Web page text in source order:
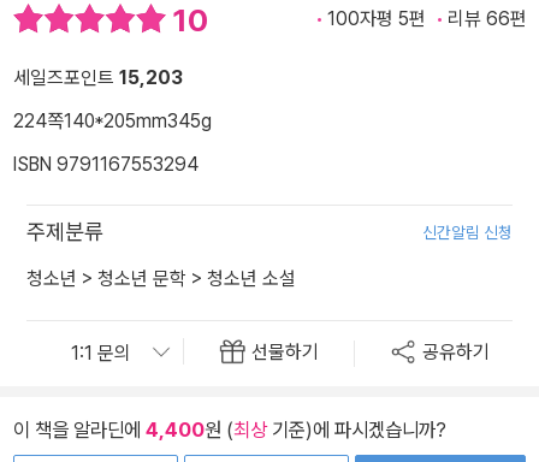
10 100자평 5편 리뷰 66편
세일즈포인트 15,203
224쪽140*205mm345g
ISBN 9791167553294
주제분류 신간알림 신청
청소년 > 청소년 문학 > 청소년 소설
선물하기 공유하기
이 책을 알라딘에 4,400원 (최상기준)에 파시겠습니까?